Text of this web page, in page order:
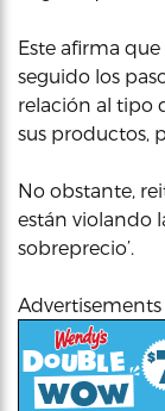
Este afirma
seguido los
relación al tipo
sus productos,
No obstante,
están violando
sobreprecio’.
Advertisements